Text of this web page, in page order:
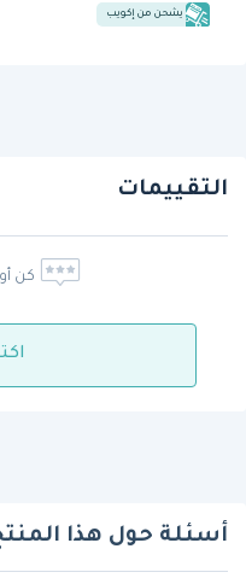
يشحن من إكويب
التقييمات
كن
أسئلة حول هذا